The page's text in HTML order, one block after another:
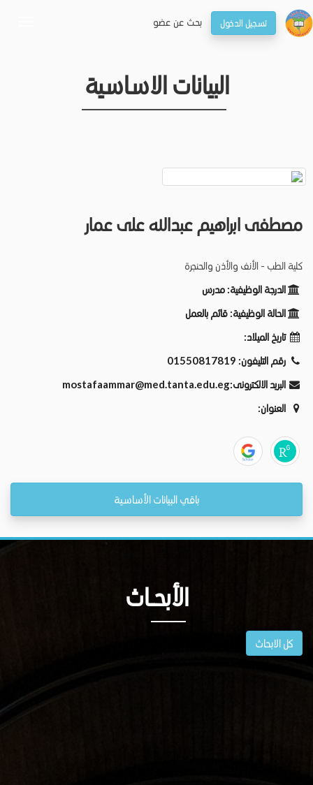
تسجيل الدخول بحـث عن عضو
البيانات الاساسية
مصطفى ابراهيم عبدالله على عمار
كلية الطب - الأنف والأذن والحنجرة
الدرجة الوظيفية: مدرس
الحالة الوظيفية: قائم بالعمل
تاريخ الميلاد:
رقم التليفون: 01550817819
البريد الالكترونى:mostafaammar@med.tanta.edu.eg
العنوان:
باقي البيانات الأساسية
الأبحــاث
كل الابحاث